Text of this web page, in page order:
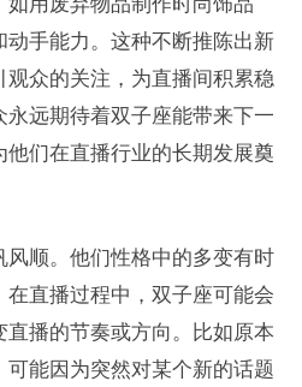
手能力。这种不断推陈出新
众的关注，为直播间积累稳
远期待着双子座能带来下一
们在直播行业的长期发展奠
顺。他们性格中的多变有时
直播过程中，双子座可能会
直播的节奏或方向。比如原本
能因为突然对某个新的话题